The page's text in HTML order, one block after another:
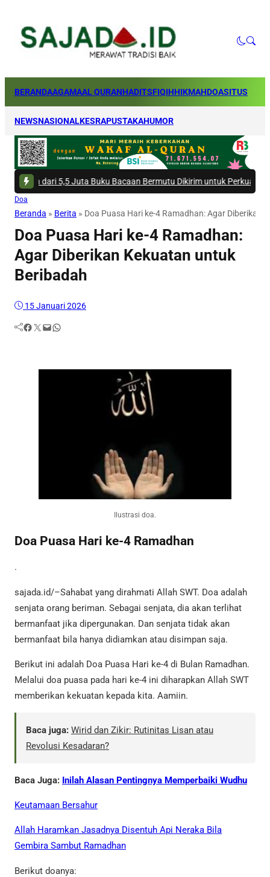
BERANDAAGAMAAL QURANHADITSFIQIHHIKMAHDOASITUS
NEWSNASIONALKESRAPUSTAKAHUMOR
5,5 Juta Buku Bacaan Bermutu Dikirim untuk Perkuat Literasi Anak
Doa
Beranda » Berita » Doa Puasa Hari ke-4 Ramadhan: Agar Diberikan
Doa Puasa Hari ke-4 Ramadhan:
Agar Diberikan Kekuatan untuk
Beribadah
15 Januari 2026
Facebook Twitter Mail WhatsApp
Ilustrasi doa.
Doa Puasa Hari ke-4 Ramadhan
.
sajada.id/–Sahabat yang dirahmati Allah SWT. Doa adalah
senjata orang beriman. Sebagai senjata, dia akan terlihat
bermanfaat jika dipergunakan. Dan senjata tidak akan
bermanfaat bila hanya didiamkan atau disimpan saja.
Berikut ini adalah Doa Puasa Hari ke-4 di Bulan Ramadhan.
Melalui doa puasa pada hari ke-4 ini diharapkan Allah SWT
memberikan kekuatan kepada kita. Aamiin.
Baca juga: Wirid dan Zikir: Rutinitas Lisan atau
Revolusi Kesadaran?
Baca Juga: Inilah Alasan Pentingnya Memperbaiki Wudhu
Keutamaan Bersahur
Allah Haramkan Jasadnya Disentuh Api Neraka Bila
Gembira Sambut Ramadhan
Berikut doanya: